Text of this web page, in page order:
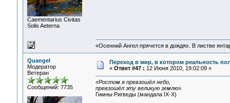
Сaementarius Civitas
Solis Aeterna
«Осенний Ангел прячется в дождях. В листве
Quangel
Модератор
Ветеран
Сообщений: 7735
Переход в мир, в котором реальность
« Ответ #47 : 12 Июня 2010, 19:02:09 »
«Ростом я превзошёл небо,
превзошёл эту великую землю».
Гимны Ригведы (мандала IX-Х)